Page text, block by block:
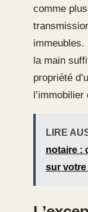
comme
immeubles.
la main
propriété
LIRE
notaire :
sur